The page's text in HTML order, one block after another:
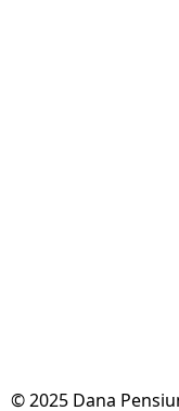
© 2025 Dana